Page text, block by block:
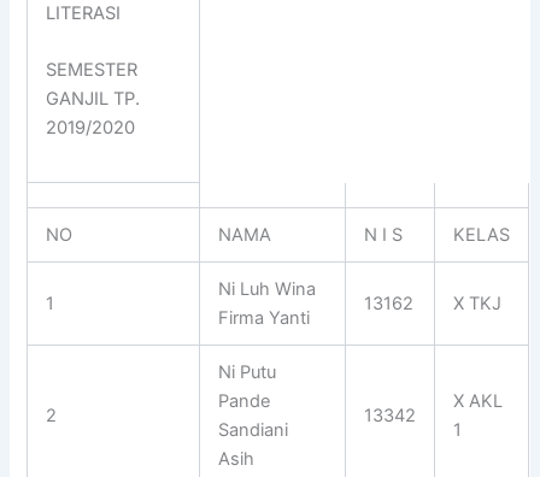
LITERASI
SEMESTER
GANJIL TP.
2019/2020
NO NAMA N I S KELAS
1
Ni Luh Wina
Firma Yanti
13162 X TKJ
2
Ni Putu
Pande
Sandiani
Asih
13342
X AKL
1